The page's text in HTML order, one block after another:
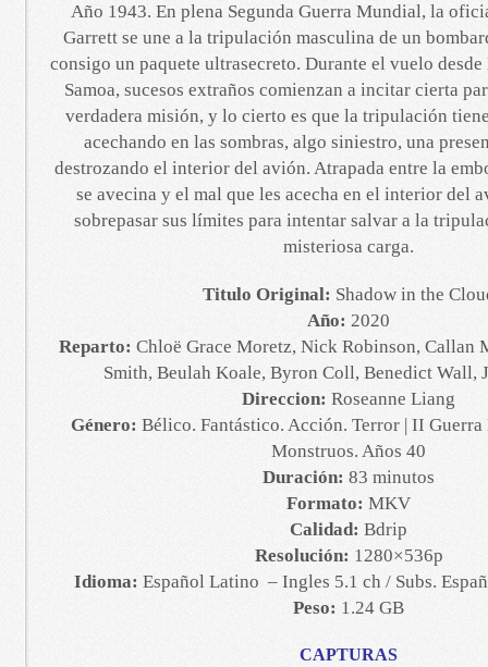
Año 1943. En plena Segunda Guerra Mundial, la
Garrett se une a la tripulación masculina de un
consigo un paquete ultrasecreto. Durante el vuelo desde
Samoa, sucesos extraños comienzan a incitar cierta
verdadera misión, y lo cierto es que la tripulación
acechando en las sombras, algo siniestro, una
destrozando el interior del avión. Atrapada entre la
se avecina y el mal que les acecha en el interior del
sobrepasar sus límites para intentar salvar a la
misteriosa carga.
Titulo Original: Shadow in the
Año: 2020
Reparto: Chloë Grace Moretz, Nick Robinson, Callan
Smith, Beulah Koale, Byron Coll, Benedict Wall,
Direccion: Roseanne Liang
Género: Bélico. Fantástico. Acción. Terror | II
Monstruos. Años 40
Duración: 83 minutos
Formato: MKV
Calidad: Bdrip
Resolución: 1280×536p
Idioma: Español Latino – Ingles 5.1 ch / Subs.
Peso: 1.24 GB
CAPTURAS